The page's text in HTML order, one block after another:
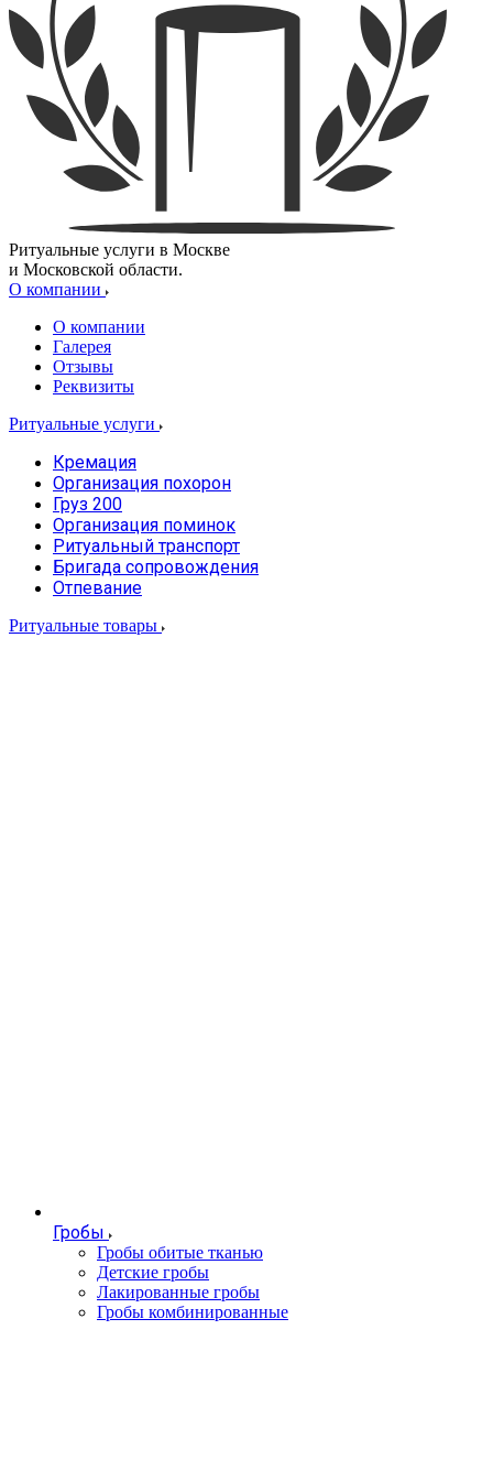
Ритуальные услуги в Москве
и Московской области.
О компании
О компании
Галерея
Отзывы
Реквизиты
Ритуальные услуги
Кремация
Организация похорон
Груз 200
Организация поминок
Ритуальный транспорт
Бригада сопровождения
Отпевание
Ритуальные товары
Гробы
Гробы обитые тканью
Детские гробы
Лакированные гробы
Гробы комбинированные